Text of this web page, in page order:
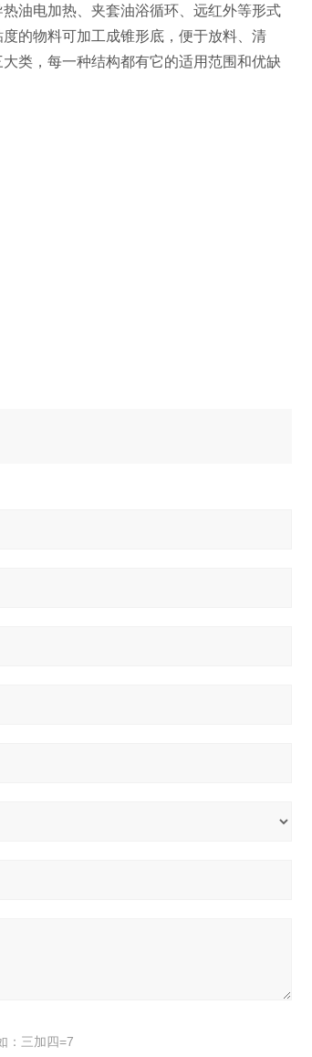
油电加热、夹套油浴循环、远红外等形式
的物料可加工成锥形底，便于放料、清
类，每一种结构都有它的适用范围和优缺
：三加四=7